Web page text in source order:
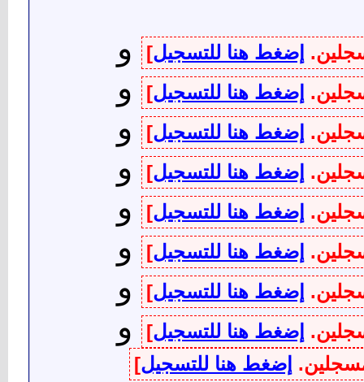
إضغط هنا للتسجيل] و
إضغط هنا للتسجيل] و
إضغط هنا للتسجيل] و
إضغط هنا للتسجيل] و
إضغط هنا للتسجيل] و
إضغط هنا للتسجيل] و
إضغط هنا للتسجيل] و
إضغط هنا للتسجيل] و
إضغط هنا للتسجيل]